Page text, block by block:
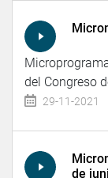
del Congreso
29-11-2021
de